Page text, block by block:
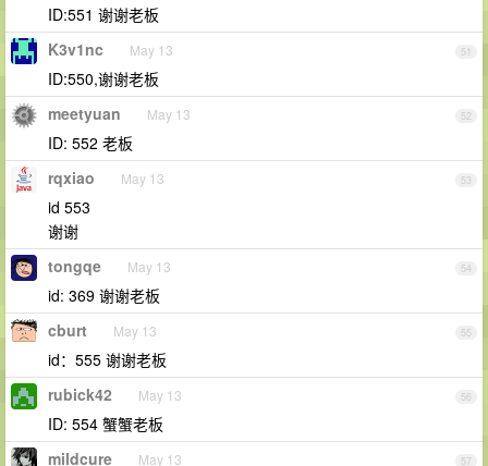
ID:551 谢谢老板
51
K3v1nc May 13
ID:550,谢谢老板
52
meetyuan May 13
ID: 552 老板
53
rqxiao May 13
id 553
谢谢
54
tongqe May 13
id: 369 谢谢老板
55
cburt May 13
id：555 谢谢老板
56
rubick42 May 13
ID: 554 蟹蟹老板
57
mildcure May 13